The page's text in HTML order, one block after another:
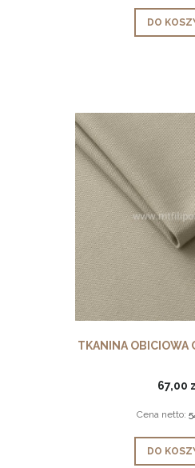
DO
TKANINA OBICIOWA
67,00
Cena netto:
DO